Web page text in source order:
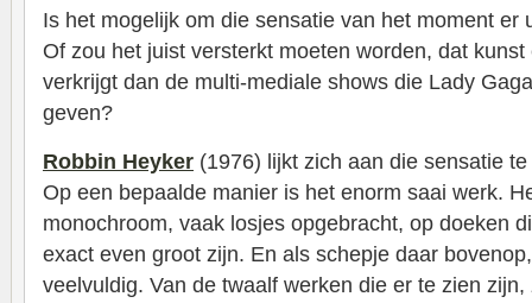
Is het mogelijk om die sensatie van het moment er
Of zou het juist versterkt moeten worden, dat
verkrijgt dan de multi-mediale shows die Lady
geven?
Robbin Heyker (1976) lijkt zich aan die sensatie
Op een bepaalde manier is het enorm saai werk.
monochroom, vaak losjes opgebracht, op doeken
exact even groot zijn. En als schepje daar
veelvuldig. Van de twaalf werken die er te zien